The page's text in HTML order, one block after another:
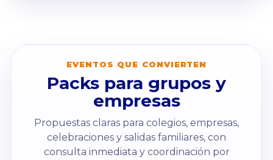
EVENTOS QUE CONVIERTEN
Packs para grupos y
empresas
Propuestas claras para colegios, empresas,
celebraciones y salidas familiares, con
consulta inmediata y coordinación por